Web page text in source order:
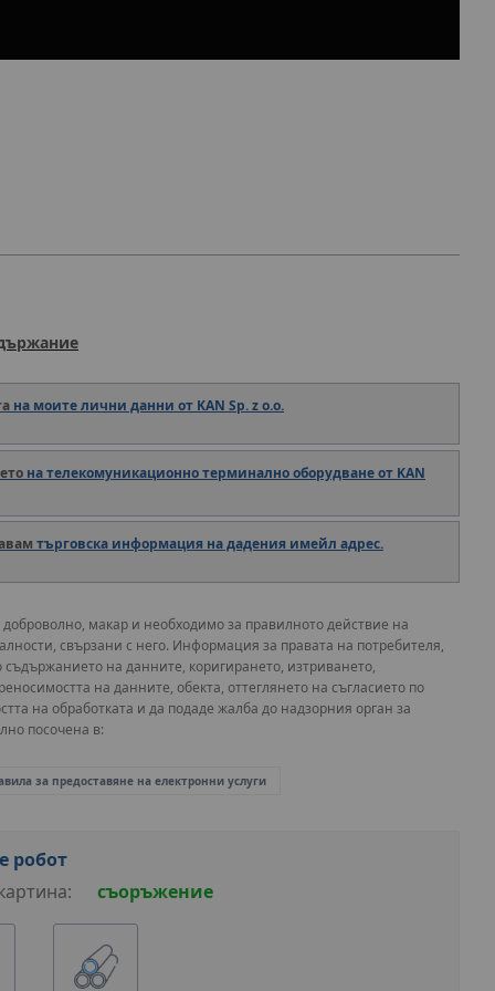
на моите лични данни от KAN Sp. z o.o.
на телекомуникационно терминално оборудване от KAN
търговска информация на дадения имейл адрес.
макар и необходимо за правилното действие на
свързани с него. Информация за правата на потребителя,
на данните, коригирането, изтриването,
на данните, обекта, оттеглянето на съгласието по
на обработката и да подаде жалба до надзорния орган за
посочена в:
за предоставяне на електронни услуги
робот
съоръжение